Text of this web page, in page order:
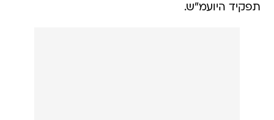
תפקיד היועמ"ש.